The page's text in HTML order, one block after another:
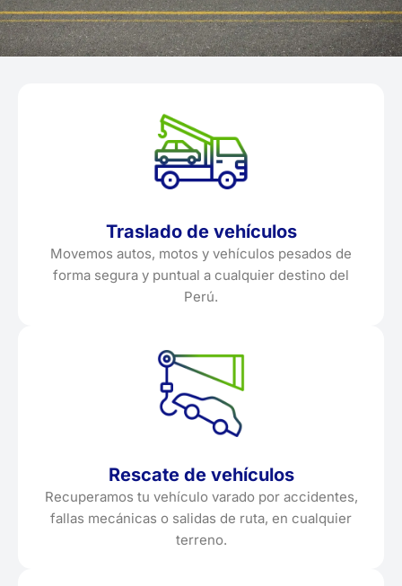
Traslado de vehículos
Movemos autos, motos y vehículos pesados de
forma segura y puntual a cualquier destino del
Perú.
Rescate de vehículos
Recuperamos tu vehículo varado por accidentes,
fallas mecánicas o salidas de ruta, en cualquier
terreno.